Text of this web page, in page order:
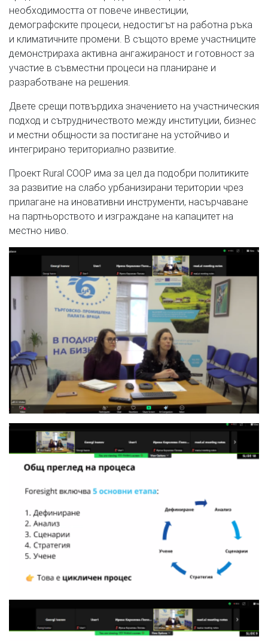
необходимостта от повече инвестиции,
демографските процеси, недостигът на работна ръка
и климатичните промени. В същото време участниците
демонстрираха активна ангажираност и готовност за
участие в съвместни процеси на планиране и
разработване на решения.
Двете срещи потвърдиха значението на участническия
подход и сътрудничеството между институции, бизнес
и местни общности за постигане на устойчиво и
интегрирано териториално развитие.
Проект Rural COOP има за цел да подобри политиките
за развитие на слабо урбанизирани територии чрез
прилагане на иновативни инструменти, насърчаване
на партньорството и изграждане на капацитет на
местно ниво.